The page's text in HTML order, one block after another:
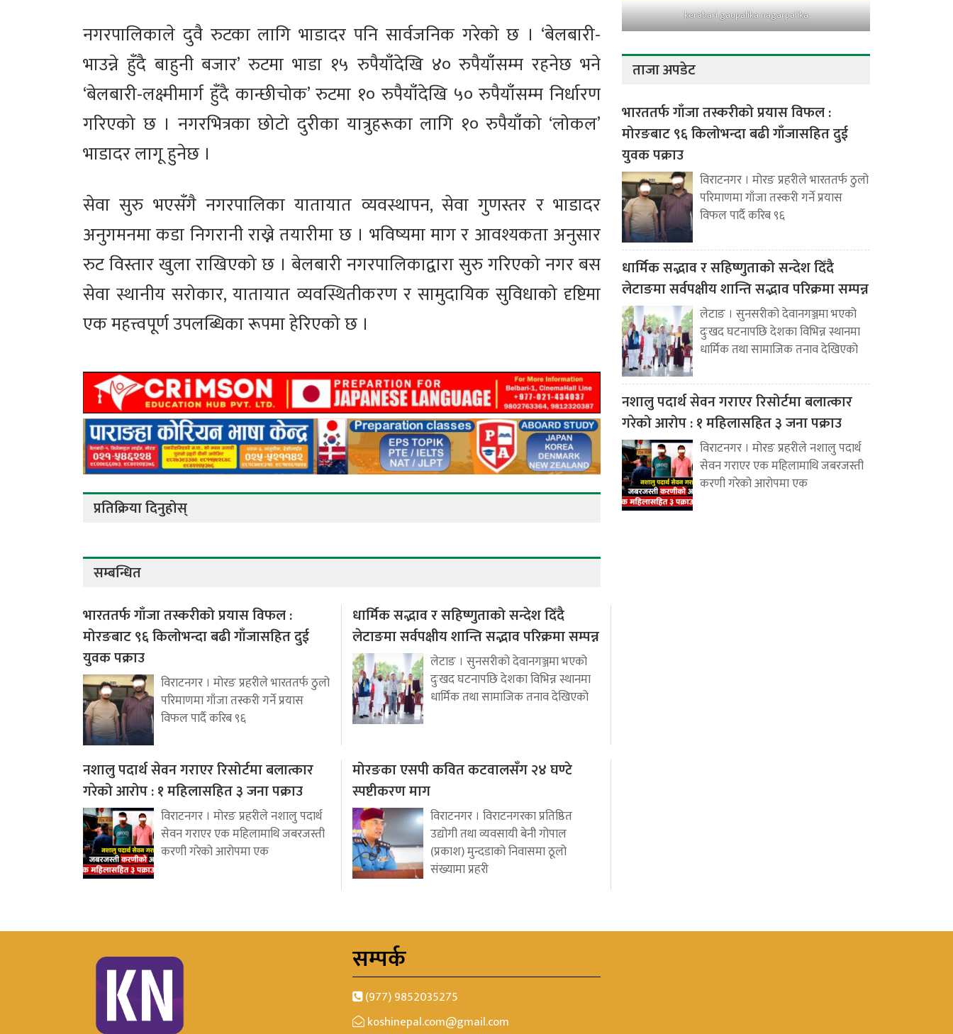
नगरपालिकाले दुवै रुटका लागि भाडादर पनि सार्वजनिक गरेको छ । ‘बेलबारी-
भाउन्ने हुँदै बाहुनी बजार’ रुटमा भाडा १५ रुपैयाँदेखि ४० रुपैयाँसम्म रहनेछ भने
‘बेलबारी-लक्ष्मीमार्ग हुँदै कान्छीचोक’ रुटमा १० रुपैयाँदेखि ५० रुपैयाँसम्म निर्धारण
गरिएको छ । नगरभित्रका छोटो दुरीका यात्रुहरूका लागि १० रुपैयाँको ‘लोकल’
भाडादर लागू हुनेछ ।
सेवा सुरु भएसँगै नगरपालिका यातायात व्यवस्थापन, सेवा गुणस्तर र भाडादर
अनुगमनमा कडा निगरानी राख्ने तयारीमा छ । भविष्यमा माग र आवश्यकता अनुसार
रुट विस्तार खुला राखिएको छ । बेलबारी नगरपालिकाद्वारा सुरु गरिएको नगर बस
सेवा स्थानीय सरोकार, यातायात व्यवस्थितीकरण र सामुदायिक सुविधाको दृष्टिमा
एक महत्त्वपूर्ण उपलब्धिका रूपमा हेरिएको छ ।
प्रतिक्रिया दिनुहोस्
सम्बन्धित
भारततर्फ गाँजा तस्करीको प्रयास विफल :
मोरङबाट ९६ किलोभन्दा बढी गाँजासहित दुई
युवक पक्राउ
विराटनगर । मोरङ प्रहरीले भारततर्फ ठुलो
परिमाणमा गाँजा तस्करी गर्ने प्रयास
विफल पार्दै करिब ९६
धार्मिक सद्भाव र सहिष्णुताको सन्देश दिँदै
लेटाङमा सर्वपक्षीय शान्ति सद्भाव परिक्रमा सम्पन्न
लेटाङ । सुनसरीको देवानगञ्जमा भएको
दुःखद घटनापछि देशका विभिन्न स्थानमा
धार्मिक तथा सामाजिक तनाव देखिएको
नशालु पदार्थ सेवन गराएर रिसोर्टमा बलात्कार
गरेको आरोप : १ महिलासहित ३ जना पक्राउ
विराटनगर । मोरङ प्रहरीले नशालु पदार्थ
सेवन गराएर एक महिलामाथि जबरजस्ती
करणी गरेको आरोपमा एक
मोरङका एसपी कवित कटवालसँग २४ घण्टे
स्पष्टीकरण माग
विराटनगर । विराटनगरका प्रतिष्ठित
उद्योगी तथा व्यवसायी बेनी गोपाल
(प्रकाश) मुन्दडाको निवासमा ठूलो
संख्यामा प्रहरी
kerabari gaupalika nagarpalika
ताजा अपडेट
भारततर्फ गाँजा तस्करीको प्रयास विफल :
मोरङबाट ९६ किलोभन्दा बढी गाँजासहित दुई
युवक पक्राउ
विराटनगर । मोरङ प्रहरीले भारततर्फ ठुलो
परिमाणमा गाँजा तस्करी गर्ने प्रयास
विफल पार्दै करिब ९६
धार्मिक सद्भाव र सहिष्णुताको सन्देश दिँदै
लेटाङमा सर्वपक्षीय शान्ति सद्भाव परिक्रमा सम्पन्न
लेटाङ । सुनसरीको देवानगञ्जमा भएको
दुःखद घटनापछि देशका विभिन्न स्थानमा
धार्मिक तथा सामाजिक तनाव देखिएको
नशालु पदार्थ सेवन गराएर रिसोर्टमा बलात्कार
गरेको आरोप : १ महिलासहित ३ जना पक्राउ
विराटनगर । मोरङ प्रहरीले नशालु पदार्थ
सेवन गराएर एक महिलामाथि जबरजस्ती
करणी गरेको आरोपमा एक
सम्पर्क
(977) 9852035275
koshinepal.com@gmail.com